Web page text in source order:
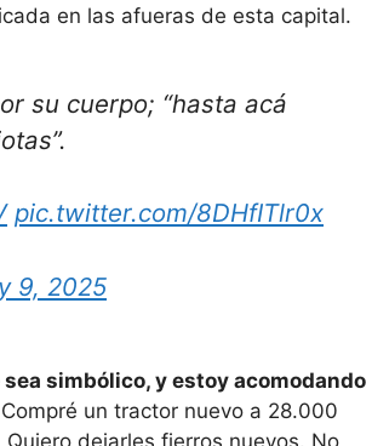
en las afueras de esta capital.
su cuerpo; “hasta acá
pic.twitter.com/8DHfITlr0x
9, 2025
simbólico, y estoy acomodando
Compré un tractor nuevo a 28.000